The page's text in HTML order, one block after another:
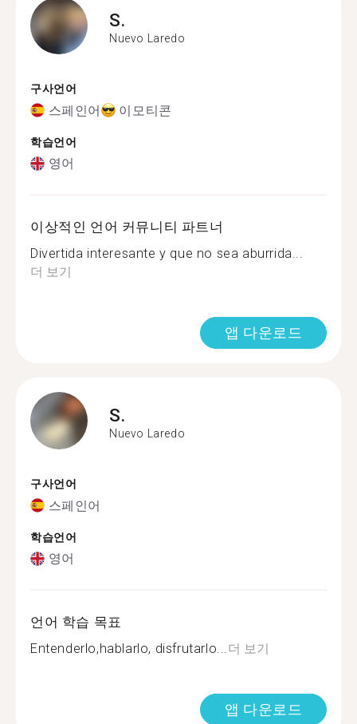
S.
Nuevo Laredo
구사언어
스페인어 이모티콘
학습언어
영어
이상적인 언어 커뮤니티 파트너
Divertida interesante y que no sea aburrida...
더 보기
앱 다운로드
S.
Nuevo Laredo
구사언어
스페인어
학습언어
영어
언어 학습 목표
Entenderlo,hablarlo, disfrutarlo...더 보기
앱 다운로드